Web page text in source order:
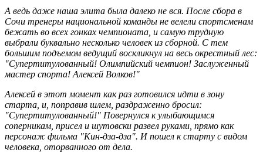
А ведь даже наша элита была далеко не вся. После сбора в
Сочи тренеры национальной команды не велели спортсменам
бежать во всех гонках чемпионата, и самую трудную
выбрали буквально несколько человек из сборной. С тем
большим подъемом ведущий воскликнул на весь окрестный лес:
"Супертитулованный! Олимпийский чемпион! Заслуженный
мастер спорта! Алексей Волков!"
Алексей в этот момент как раз готовился идти в зону
старта, и, поправив шлем, раздраженно бросил:
"Супертитулованный!" Повернулся к улыбающимся
соперникам, присел и шутовски развел руками, прямо как
персонаж фильма "Кин-дза-дза". И пошел к старту с видом
человека, оторванного от дела.